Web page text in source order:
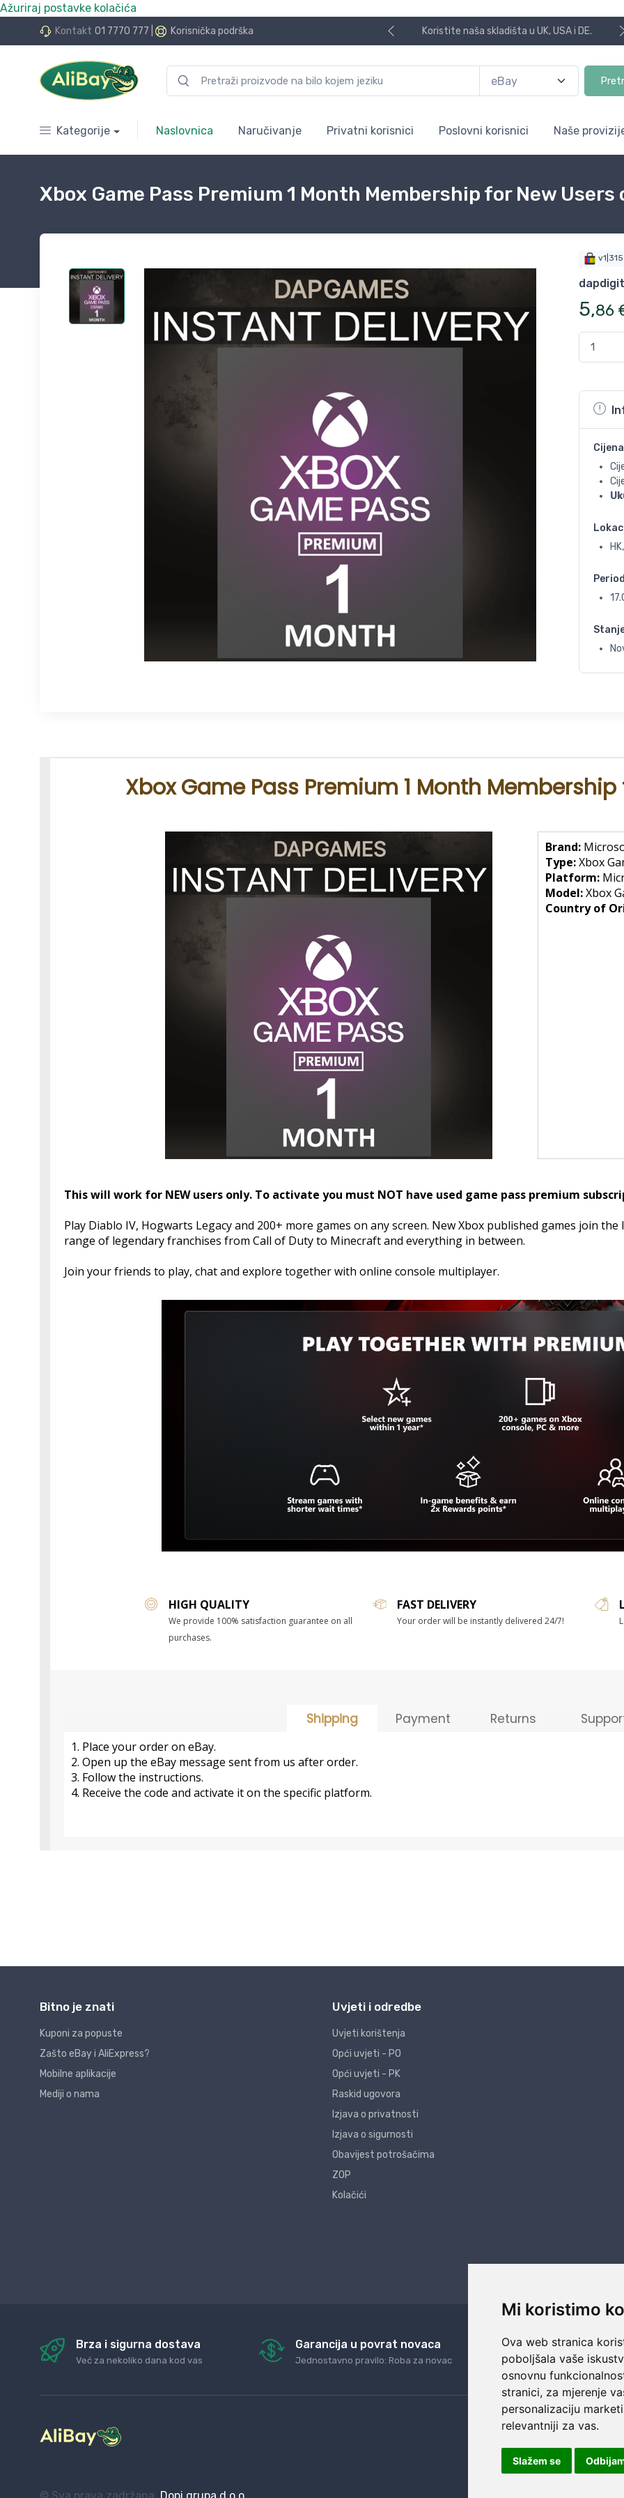
Mi koristimo
Ova web stranica
poboljšala vaše
osnovnu
stranici, za mjerenje
personalizaciju
relevantniji za vas.
Slažem se
Ažuriraj postavke kolačića
Kontakt 01 7770 777 Korisnička podrška
Koristite naša skladišta u UK, USA i DE.
Kategorije Naslovnica Naručivanje Privatni korisnici Poslovni korisnici Naše
Xbox Game Pass Premium 1 Month Membership for New Users
5,86
Cijena
Bitno je znati
Kuponi za popuste
Zašto eBay i AliExpress?
Mobilne aplikacije
Mediji o nama
Uvjeti i odredbe
Uvjeti korištenja
Opći uvjeti - PO
Opći uvjeti - PK
Raskid ugovora
Izjava o privatnosti
Izjava o sigurnosti
Obavijest potrošačima
ZOP
Kolačići
Brza i sigurna dostava
Već za nekoliko dana kod vas
Garancija u povrat novaca
Jednostavno pravilo: Roba za novac
24/7 odlična
Naši agenti uvijek na